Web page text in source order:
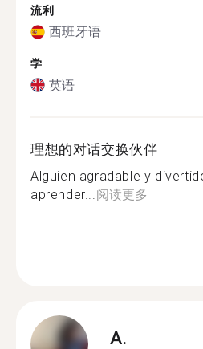
流利
西班牙语
学
英语
理想的对话交换伙伴
Alguien agradable y
aprender... 阅读更多
A.